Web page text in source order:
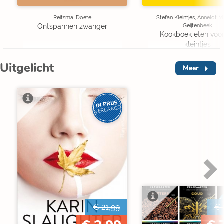
Reitsma, Doete
Ontspannen zwanger
Stefan Kleintjes, Annelot
Geijtenbeek
Kookboek eten
kleintjes
Uitgelicht Meer
IN PRIJS
VERLAAGD
€ 21,99 €